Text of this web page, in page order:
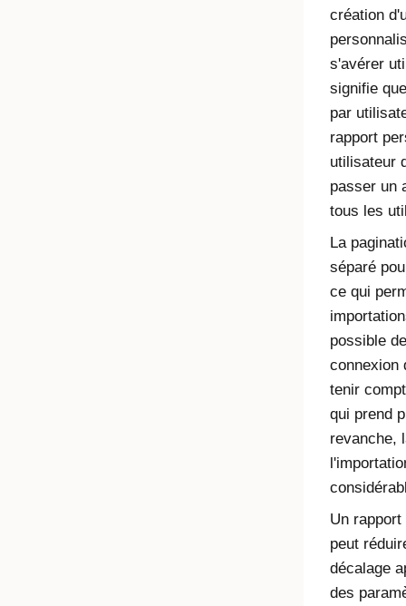
création
s'avérer
signifie
par
rapport
utilisateur
passer un
tous les
La
séparé
ce qui
possible
connexion
tenir
qui prend
revanche,
Un
peut
décalage
des